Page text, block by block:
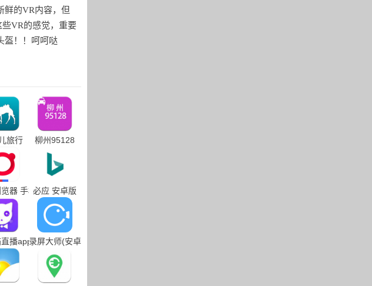
鲜的VR内容，但
些VR的感觉，重要
盔！！呵呵哒
旅行 柳州95128
器 手机下载必应 安卓版
手机下载)
播app录屏大师(安卓版手机下载)